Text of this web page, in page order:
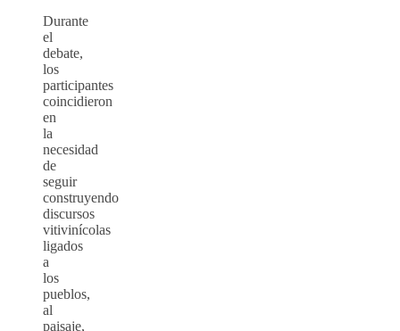
Durante
el
debate,
los
participantes
coincidieron
en
la
necesidad
de
seguir
construyendo
discursos
vitivinícolas
ligados
a
los
pueblos,
al
paisaje,